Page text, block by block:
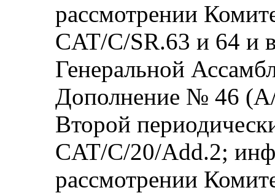
рассмотрении
CAT/C/SR.63 и 64 и
Генеральной
Дополнение № 46
Второй
CAT/C/20/Add.2;
рассмотрении